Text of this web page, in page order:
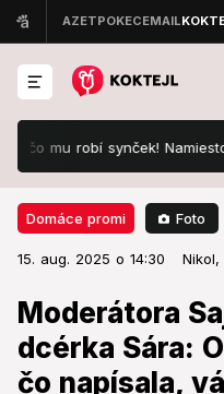
robí synček! Namiesto
Domáce promi Foto
15. aug. 2025 o 14:30 Nikol,
Moderátora
dcérka Sára:
čo napísala,
Domáce promi 15. aug.
Moderátora
dcérka Sára:
napísala, vás
Jeho dcéra sa s tým